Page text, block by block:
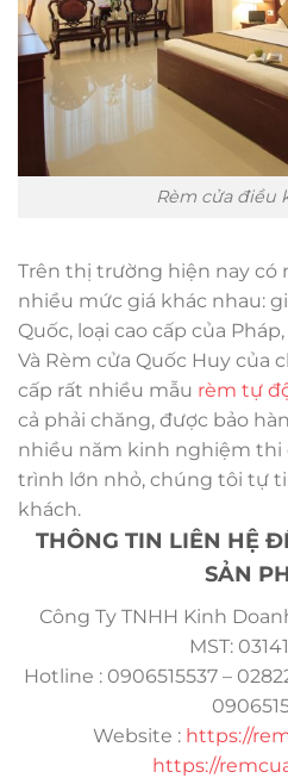
Rèm cửa điều
Trên thị trường hiện nay có
nhiều mức giá khác nhau:
Quốc, loại cao cấp của
Và Rèm cửa Quốc Huy của
cấp rất nhiều mẫu rèm tự
cả phải chăng, được bảo
nhiều năm kinh nghiệm thi
trình lớn nhỏ, chúng tôi tự
khách.
THÔNG TIN LIÊN HỆ
SẢN
Công Ty TNHH Kinh
MST:
Hotline : 0906515537 –
Website : https://
https://